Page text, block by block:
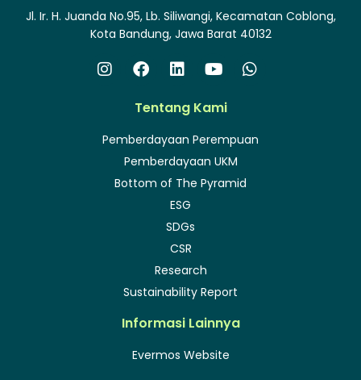
Jl. Ir. H. Juanda No.95, Lb. Siliwangi, Kecamatan Coblong,
Kota Bandung, Jawa Barat 40132
Tentang Kami
Pemberdayaan Perempuan
Pemberdayaan UKM
Bottom of The Pyramid
ESG
SDGs
CSR
Research
Sustainability Report
Informasi Lainnya
Evermos Website